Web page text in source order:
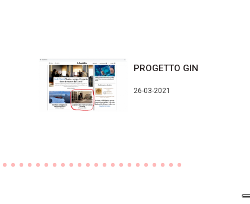
PROGETTO GINESTRA
26-03-2021